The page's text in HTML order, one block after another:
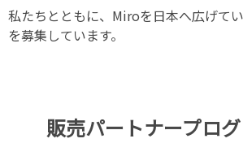
私たちとともに、Miroを日本へ広げて
を募集しています。
販売パートナープロ